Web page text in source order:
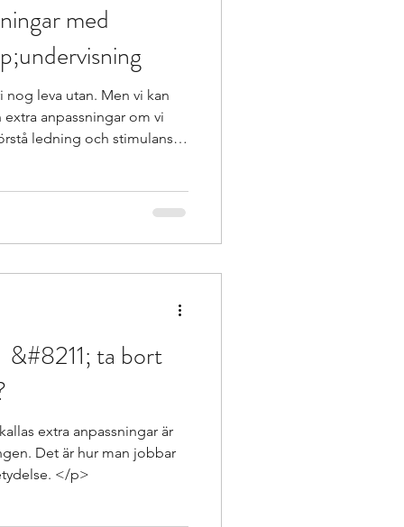
med
nog leva utan. Men vi kan
anpassningar om vi
ledning och stimulans i
&#8211; ta bort
extra anpassningar är
Det är hur man jobbar
</p>